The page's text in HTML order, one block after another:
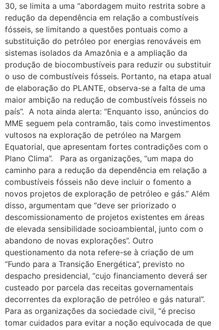
30, se limita a uma “abordagem muito restrita sobre a
redução da dependência em relação a combustíveis
fósseis, se limitando a questões pontuais como a
substituição do petróleo por energias renováveis em
sistemas isolados da Amazônia e a ampliação da
produção de biocombustíveis para reduzir ou substituir
o uso de combustíveis fósseis. Portanto, na etapa atual
de elaboração do PLANTE, observa-se a falta de uma
maior ambição na redução de combustíveis fósseis no
país”. A nota ainda alerta: “Enquanto isso, anúncios do
MME seguem pela contramão, tais como investimentos
vultosos na exploração de petróleo na Margem
Equatorial, que apresentam fortes contradições com o
Plano Clima”. Para as organizações, “um mapa do
caminho para a redução da dependência em relação a
combustíveis fósseis não deve incluir o fomento a
novos projetos de exploração de petróleo e gás.” Além
disso, argumentam que “deve ser priorizado o
descomissionamento de projetos existentes em áreas
de elevada sensibilidade socioambiental, junto com o
abandono de novas explorações”. Outro
questionamento da nota refere-se à criação de um
“Fundo para a Transição Energética”, previsto no
despacho presidencial, “cujo financiamento deverá ser
custeado por parcela das receitas governamentais
decorrentes da exploração de petróleo e gás natural”.
Para as organizações da sociedade civil, “é preciso
tomar cuidados para evitar a noção equivocada de que